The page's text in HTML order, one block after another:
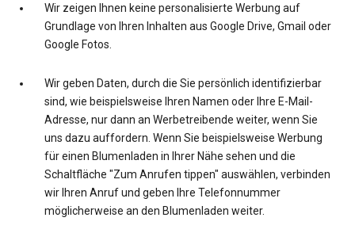
Wir zeigen Ihnen keine personalisierte Werbung auf
Grundlage von Ihren Inhalten aus Google Drive, Gmail oder
Google Fotos.
Wir geben Daten, durch die Sie persönlich identifizierbar
sind, wie beispielsweise Ihren Namen oder Ihre E-Mail-
Adresse, nur dann an Werbetreibende weiter, wenn Sie
uns dazu auffordern. Wenn Sie beispielsweise Werbung
für einen Blumenladen in Ihrer Nähe sehen und die
Schaltfläche "Zum Anrufen tippen" auswählen, verbinden
wir Ihren Anruf und geben Ihre Telefonnummer
möglicherweise an den Blumenladen weiter.